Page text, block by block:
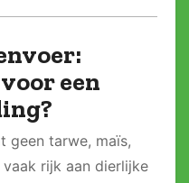
een
geen tarwe, maïs,
rijk aan dierlijke